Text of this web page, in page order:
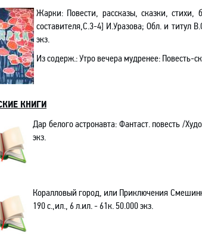
Жарки: Повести, рассказы, сказки,
составителя,С.3-4] И.Уразова; Обл. и титул
экз.
Из содерж.:Утро вечера мудренее: Повесть-
КНИГИ
Дар белого астронавта: Фантаст. повесть /
экз.
Коралловый город, или Приключения
190 с.,ил., 6 л.ил. - 61к. 50.000 экз.